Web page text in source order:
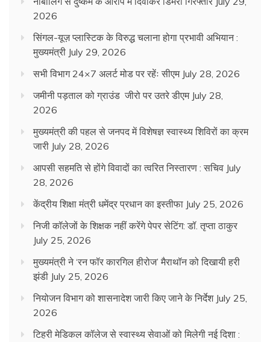
2026
सिंगल-यूज़ प्लास्टिक के विरुद्ध चलाना होगा प्रभावी अभियान :
मुख्यमंत्री July 29, 2026
सभी विभाग 24×7 अलर्ट मोड पर रहेंः सीएम July 28, 2026
जमीनी पड़ताल को ग्राउंड जीरो पर उतरे डीएम July 28,
2026
मुख्यमंत्री की पहल से जनपद में विशेषज्ञ स्वास्थ्य शिविरों का क्रम
जारी July 28, 2026
आपसी सहमति से होंगे विवादों का त्वरित निस्तारण : सचिव July
28, 2026
केंद्रीय शिक्षा मंत्री धमेंद्र प्रधान का इस्तीफा July 25, 2026
निजी कॉलेजों के शिक्षक नहीं करेंगे पेपर सेटिंग: डॉ. तृप्ता ठाकुर
July 25, 2026
मुख्यमंत्री ने ‘रन फॉर कारगिल हीरोज’ मैराथॉन को दिखायी हरी
झंडी July 25, 2026
नियोजन विभाग को शासनादेश जारी किए जाने के निर्देश July 25,
2026
टिहरी मेडिकल कॉलेज से स्वास्थ्य सेवाओं को मिलेगी नई दिशा :